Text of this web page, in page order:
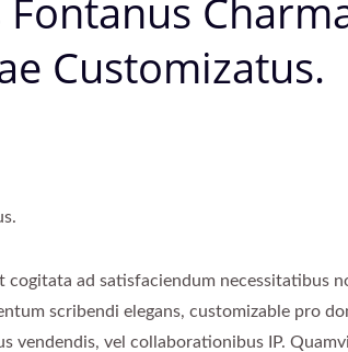
Fontanus
Customizatus.
cogitata ad satisfaciendum necessitatibus
scribendi elegans, customizable pro
vendendis, vel collaborationibus IP.